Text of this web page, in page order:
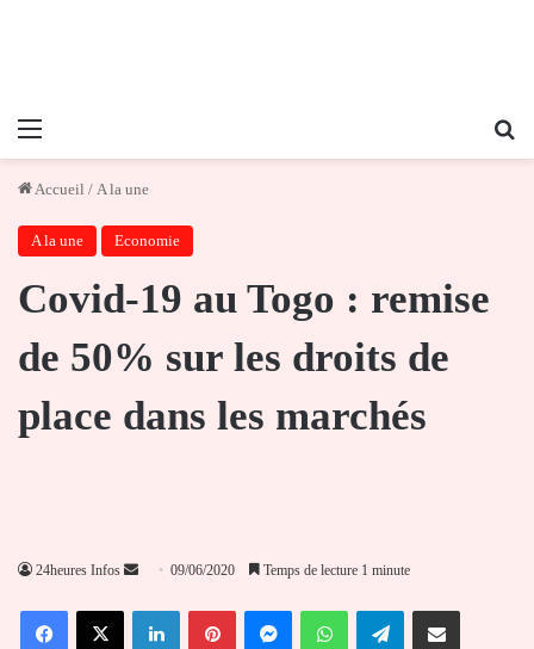
Menu
Accueil / A la une
A la une Economie
Covid-19 au Togo : remise
de 50% sur les droits de
place dans les marchés
24heures Infos
Envoyer
courriel
09/06/2020 Temps de lecture 1 minute
FacebookX LinkedinPinterestMessengerWhatsAppTelegramPartager par email